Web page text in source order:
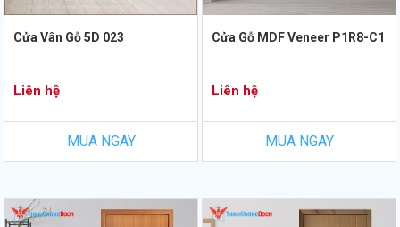
Cửa Vân Gỗ 5D 023
Liên hệ
MUA NGAY
Cửa Gỗ MDF Veneer P1R8-C1
Liên hệ
MUA NGAY